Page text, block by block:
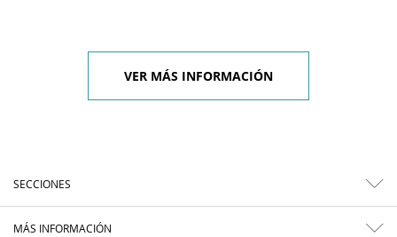
VER MÁS INFORMACIÓN
SECCIONES
MÁS INFORMACIÓN